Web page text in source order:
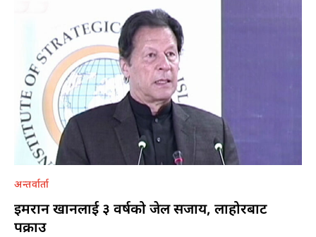
अन्तर्वार्ता
इमरान खानलाई ३ वर्षको जेल सजाय, लाहोरबाट
पक्राउ